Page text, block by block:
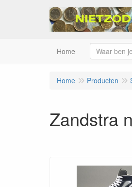
Home
Home Producten
Zandstra